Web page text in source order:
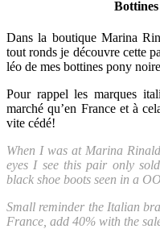
Dans la boutique Marina
tout ronds je découvre cette
léo de mes bottines pony
Pour rappel les marques
marché qu’en France et à
vite cédé!
When I was at Marina
eyes I see this pair only
black shoe boots seen in a
Small reminder the Italian
France, add 40% with the